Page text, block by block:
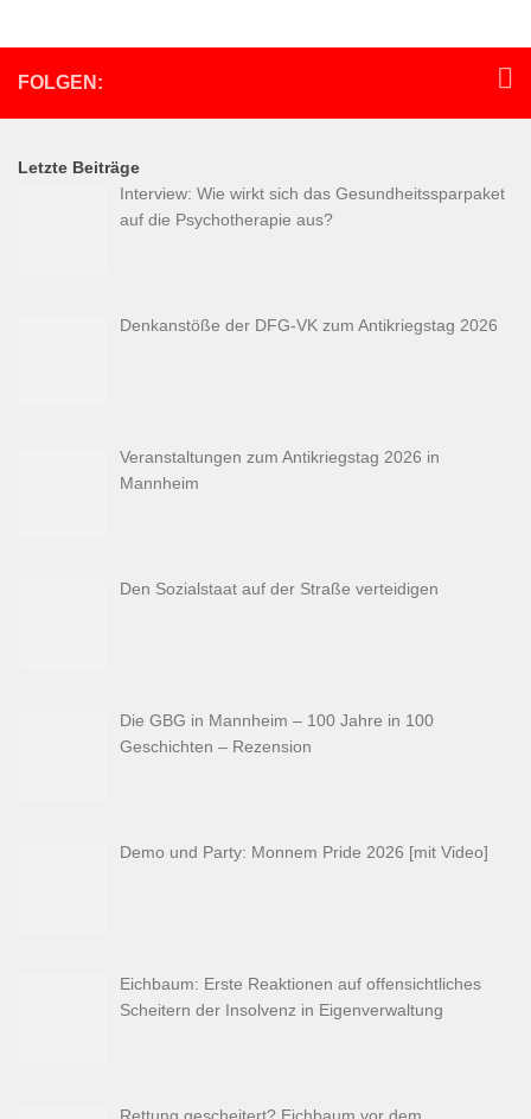
FOLGEN:
Letzte Beiträge
Interview: Wie wirkt sich das Gesundheitssparpaket
auf die Psychotherapie aus?
Denkanstöße der DFG-VK zum Antikriegstag 2026
Veranstaltungen zum Antikriegstag 2026 in
Mannheim
Den Sozialstaat auf der Straße verteidigen
Die GBG in Mannheim – 100 Jahre in 100
Geschichten – Rezension
Demo und Party: Monnem Pride 2026 [mit Video]
Eichbaum: Erste Reaktionen auf offensichtliches
Scheitern der Insolvenz in Eigenverwaltung
Rettung gescheitert? Eichbaum vor dem